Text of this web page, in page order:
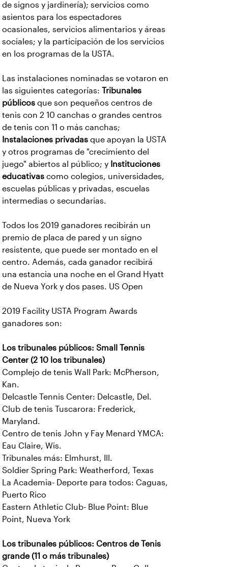
de signos y jardinería); servicios como
asientos para los espectadores
ocasionales, servicios alimentarios y áreas
sociales; y la participación de los servicios
en los programas de la USTA.
Las instalaciones nominadas se votaron en
las siguientes categorías: Tribunales
públicos que son pequeños centros de
tenis con 2 10 canchas o grandes centros
de tenis con 11 o más canchas;
Instalaciones privadas que apoyan la USTA
y otros programas de "crecimiento del
juego" abiertos al público; y Instituciones
educativas como colegios, universidades,
escuelas públicas y privadas, escuelas
intermedias o secundarias.
Todos los 2019 ganadores recibirán un
premio de placa de pared y un signo
resistente, que puede ser montado en el
centro. Además, cada ganador recibirá
una estancia una noche en el Grand Hyatt
de Nueva York y dos pases. US Open
2019 Facility USTA Program Awards
ganadores son:
Los tribunales públicos: Small Tennis
Center (2 10 los tribunales)
Complejo de tenis Wall Park: McPherson,
Kan.
Delcastle Tennis Center: Delcastle, Del.
Club de tenis Tuscarora: Frederick,
Maryland.
Centro de tenis John y Fay Menard YMCA:
Eau Claire, Wis.
Tribunales más: Elmhurst, Ill.
Soldier Spring Park: Weatherford, Texas
La Academia- Deporte para todos: Caguas,
Puerto Rico
Eastern Athletic Club- Blue Point: Blue
Point, Nueva York
Los tribunales públicos: Centros de Tenis
grande (11 o más tribunales)